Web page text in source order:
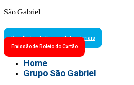
São Gabriel
Resultados de Exames Laboratoriais
Emissão de Boleto do Cartão
Home
Grupo São Gabriel